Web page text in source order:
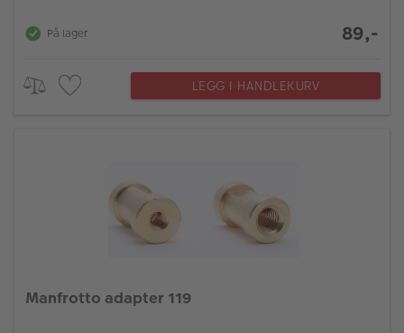
På lager 89,-
LEGG I HANDLEKURV
Manfrotto adapter 119